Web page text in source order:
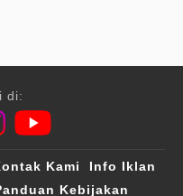
di:
Kami
Info Iklan
Kebijakan